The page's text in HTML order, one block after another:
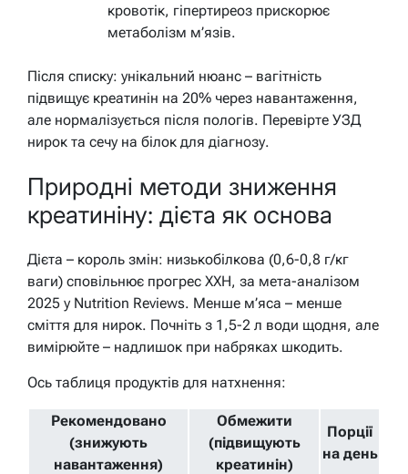
кровотік, гіпертиреоз прискорює
метаболізм м’язів.
Після списку: унікальний нюанс – вагітність
підвищує креатинін на 20% через навантаження,
але нормалізується після пологів. Перевірте УЗД
нирок та сечу на білок для діагнозу.
Природні методи зниження
креатиніну: дієта як основа
Дієта – король змін: низькобілкова (0,6-0,8 г/кг
ваги) сповільнює прогрес ХХН, за мета-аналізом
2025 у Nutrition Reviews. Менше м’яса – менше
сміття для нирок. Почніть з 1,5-2 л води щодня, але
вимірюйте – надлишок при набряках шкодить.
Ось таблиця продуктів для натхнення:
Рекомендовано
(знижують
навантаження)
Обмежити
(підвищують
креатинін)
Порції
на день